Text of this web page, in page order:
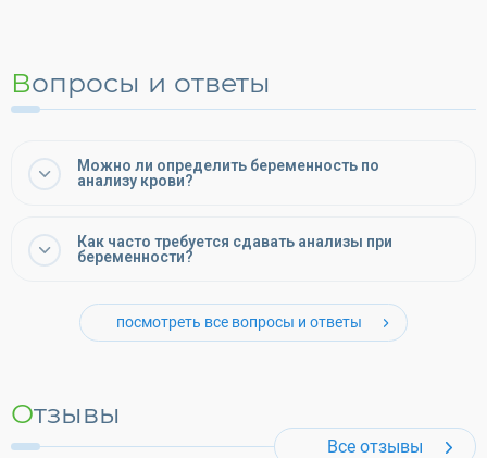
Вопросы и ответы
Можно ли определить беременность по
анализу крови?
Как часто требуется сдавать анализы при
беременности?
посмотреть все вопросы и ответы
Отзывы
Все отзывы